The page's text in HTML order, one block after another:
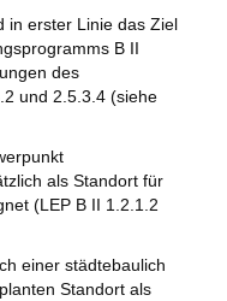
in erster Linie das Ziel
B II
des
und 2.5.3.4 (siehe
als Standort für
(LEP B II 1.2.1.2
einer städtebaulich
Standort als